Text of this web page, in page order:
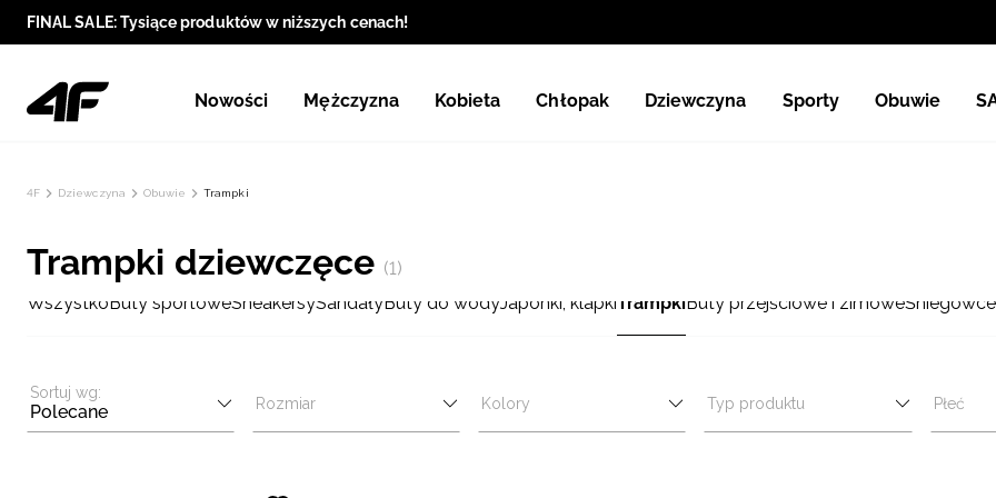
FINAL SALE: Tysiące produktów w niższych cenach!
Nowości Mężczyzna Kobieta Chłopak Dziewczyna Sporty Obuwie
4F Dziewczyna Obuwie Trampki
Trampki dziewczęce (1)
WszystkoButy sportoweSneakersySandałyButy do wodyJaponki, klapki TrampkiButy przejściowe i zimoweŚniegowce
Sortuj wg:
Polecane Rozmiar Kolory Typ produktu Płeć